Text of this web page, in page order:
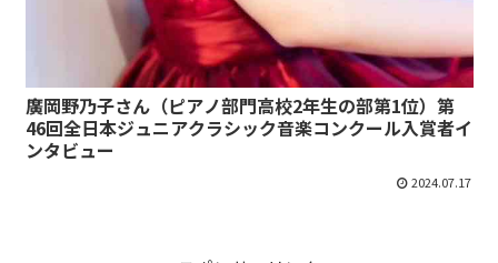
廣岡野乃子さん（ピアノ部門高校2年生の部第1位）第
46回全日本ジュニアクラシック音楽コンクール入賞者イ
ンタビュー
2024.07.17